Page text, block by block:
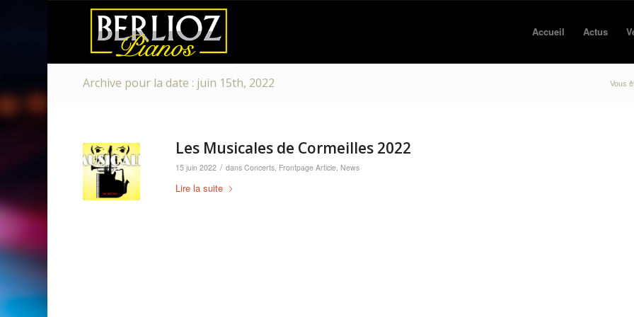
Accueil Actus
Archive pour la date : juin 15th, 2022 Vous
Les Musicales de Cormeilles 2022
15 juin 2022 / dansConcerts, Frontpage Article, News
Lire la suite